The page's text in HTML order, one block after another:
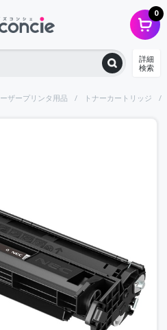
0
詳細
検索
ザープリンタ用品 トナーカートリッジ